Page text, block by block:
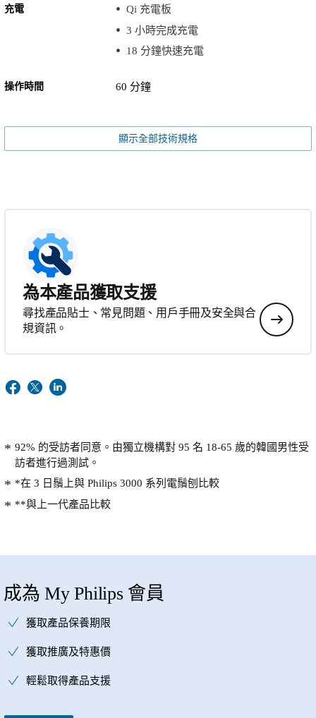
充電
Qi 充電板
3 小時完成充電
18 分鐘快速充電
操作時間 60 分鐘
顯示全部技術規格
為本產品獲取支援
尋找產品貼士、常見問題、用戶手冊及安全與合
規資訊。
92% 的受訪者同意。由獨立機構對 95 名 18-65 歲的韓國男性受
訪者進行過測試。
*在 3 日鬚上與 Philips 3000 系列電鬚刨比較
**與上一代產品比較
成為 My Philips 會員
獲取產品保養期限
獲取推廣及特惠價
輕鬆取得產品支援